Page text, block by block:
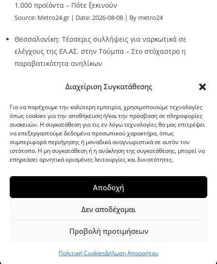
Διαχείριση Συγκατάθεσης
Για να παρέχουμε την καλύτερη εμπειρία, χρησιμοποιούμε τεχνολογίες
όπως cookies για την αποθήκευση ή/και την πρόσβαση σε πληροφορίες
συσκευών. Η συγκατάθεση για τις εν λόγω τεχνολογίες θα μας επιτρέψει
να επεξεργαστούμε δεδομένα προσωπικού χαρακτήρα, όπως
συμπεριφορά περιήγησης ή μοναδικά αναγνωριστικά σε αυτόν τον
ιστότοπο. Η μη συγκατάθεση ή η ανάκληση της συγκατάθεσης, μπορεί να
επηρεάσει αρνητικά ορισμένες λειτουργίες και δυνατότητες.
Αποδοχή
Δεν αποδέχομαι
Προβολή προτιμήσεων
Πολιτική CookiesΔήλωση Απορρήτου
1.000 προϊόντα – Πότε ξεκινούν
Source: Metro24.gr Date: 2026-08-08 By metro24
Θεσσαλονίκη: Τέσσερις συλλήψεις για ναρκωτικά σε
ελέγχους της ΕΛ.ΑΣ. στην Τούμπα – Στο στόχαστρο η
παραβατικότητα ανηλίκων
G-point.gr
WordPress Theme|Viral Newsby HashThemes